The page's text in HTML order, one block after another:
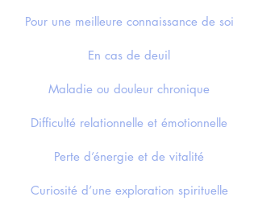
Pour une meilleure connaissance de soi
En cas de deuil
Maladie ou douleur chronique
Difficulté relationnelle et émotionnelle
Perte d’énergie et de vitalité
Curiosité d’une exploration spirituelle